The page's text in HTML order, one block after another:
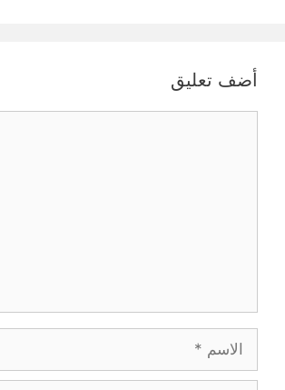
أضف تعليق